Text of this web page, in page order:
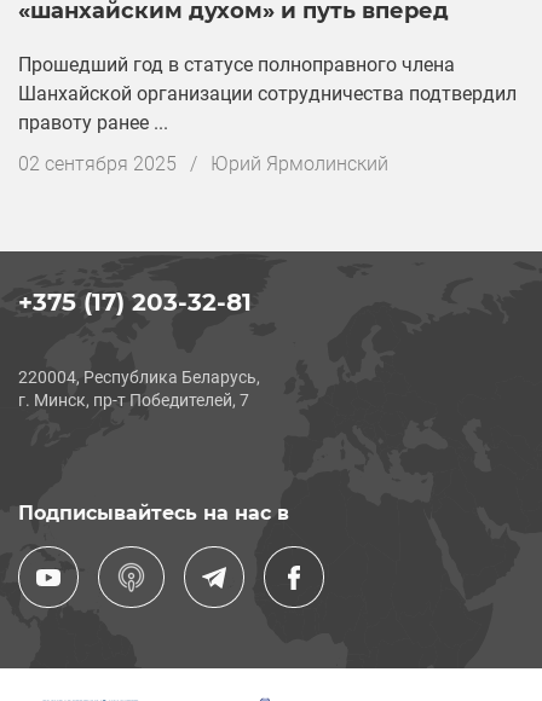
«шанхайским духом» и путь вперед
Прошедший год в статусе полноправного члена
Шанхайской организации сотрудничества подтвердил
правоту ранее ...
Дата
02 сентября 2025 / Юрий Ярмолинский
+375 (17) 203-32-81
220004, Республика Беларусь,
г. Минск, пр-т Победителей, 7
Подписывайтесь на нас в